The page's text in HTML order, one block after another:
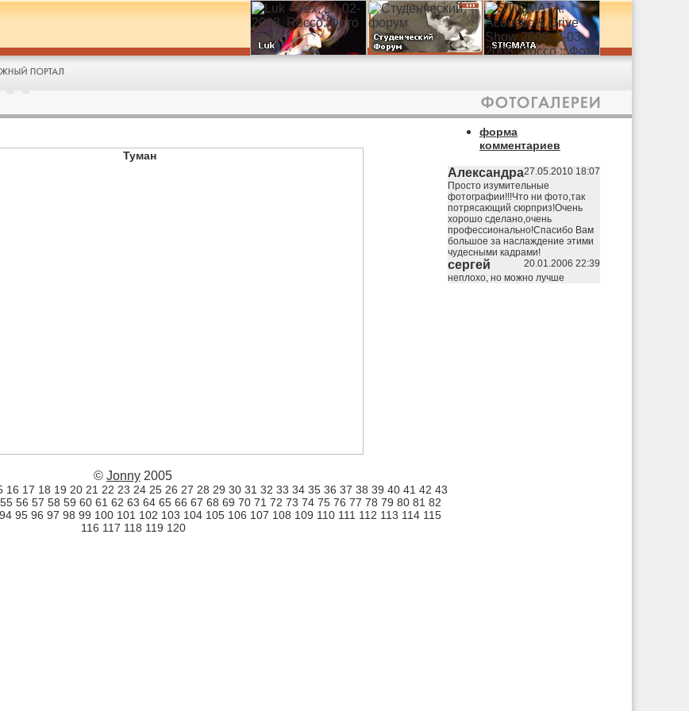
© Jonny 2005
16 17 18 19 20 21 22 23 24 25 26 27 28 29 30 31 32 33 34 35 36 37 38 39 40 41 42 43
55 56 57 58 59 60 61 62 63 64 65 66 67 68 69 70 71 72 73 74 75 76 77 78 79 80 81 82
94 95 96 97 98 99 100 101 102 103 104 105 106 107 108 109 110 111 112 113 114 115
116 117 118 119 120
форма
комментариев
Александра27.05.2010 18:07
Просто изумительные
фотографии!!!Что ни фото,так
потрясающий сюрприз!Очень
хорошо сделано,очень
профессионально!Спасибо Вам
большое за наслаждение этими
чудесными кадрами!
сергей
20.01.2006 22:39
неплохо, но можно лучше